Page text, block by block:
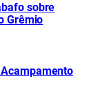
sobre
Grêmio